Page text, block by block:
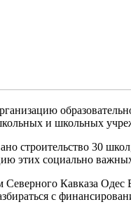
и школьных
строительство 30
этих социально
Кавказа Одес
с